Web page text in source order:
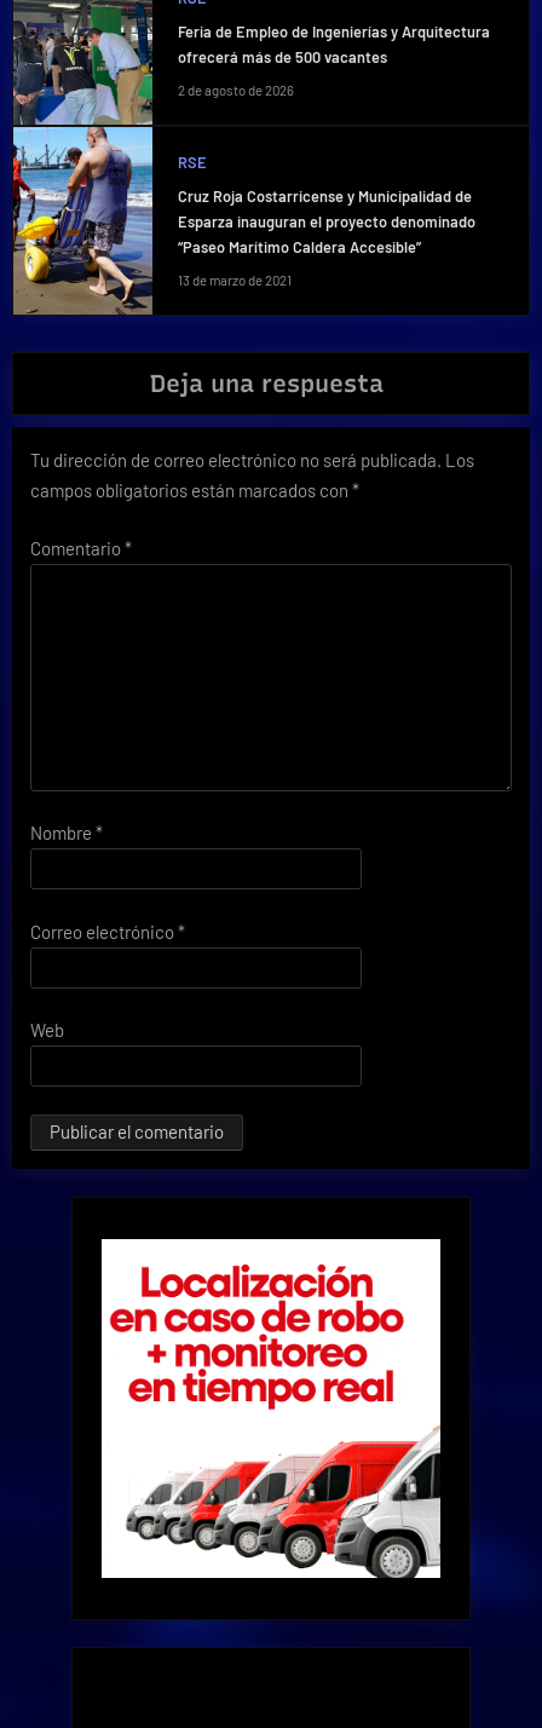
Feria de Empleo de Ingenierías y Arquitectura
ofrecerá más de 500 vacantes
2 de agosto de 2026
RSE
Cruz Roja Costarricense y Municipalidad de
Esparza inauguran el proyecto denominado
“Paseo Marítimo Caldera Accesible”
13 de marzo de 2021
Deja una respuesta
Tu dirección de correo electrónico no será publicada. Los
campos obligatorios están marcados con *
Comentario*
Nombre *
Correo electrónico*
Web